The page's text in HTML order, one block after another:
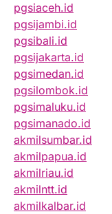
pgsiaceh.id
pgsijambi.id
pgsibali.id
pgsijakarta.id
pgsimedan.id
pgsilombok.id
pgsimaluku.id
pgsimanado.id
akmilsumbar.id
akmilpapua.id
akmilriau.id
akmilntt.id
akmilkalbar.id